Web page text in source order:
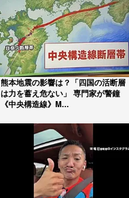
熊本地震の影響は？「四国の活断層
は力を蓄え危ない」 専門家が警鐘
《中央構造線》M...